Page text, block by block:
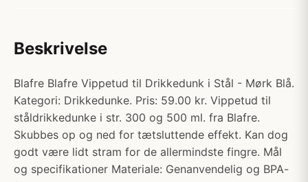
Beskrivelse
Blafre Blafre Vippetud til Drikkedunk i Stål - Mørk Blå.
Kategori: Drikkedunke. Pris: 59.00 kr. Vippetud til
ståldrikkedunke i str. 300 og 500 ml. fra Blafre.
Skubbes op og ned for tætsluttende effekt. Kan dog
godt være lidt stram for de allermindste fingre. Mål
og specifikationer Materiale: Genanvendelig og BPA-